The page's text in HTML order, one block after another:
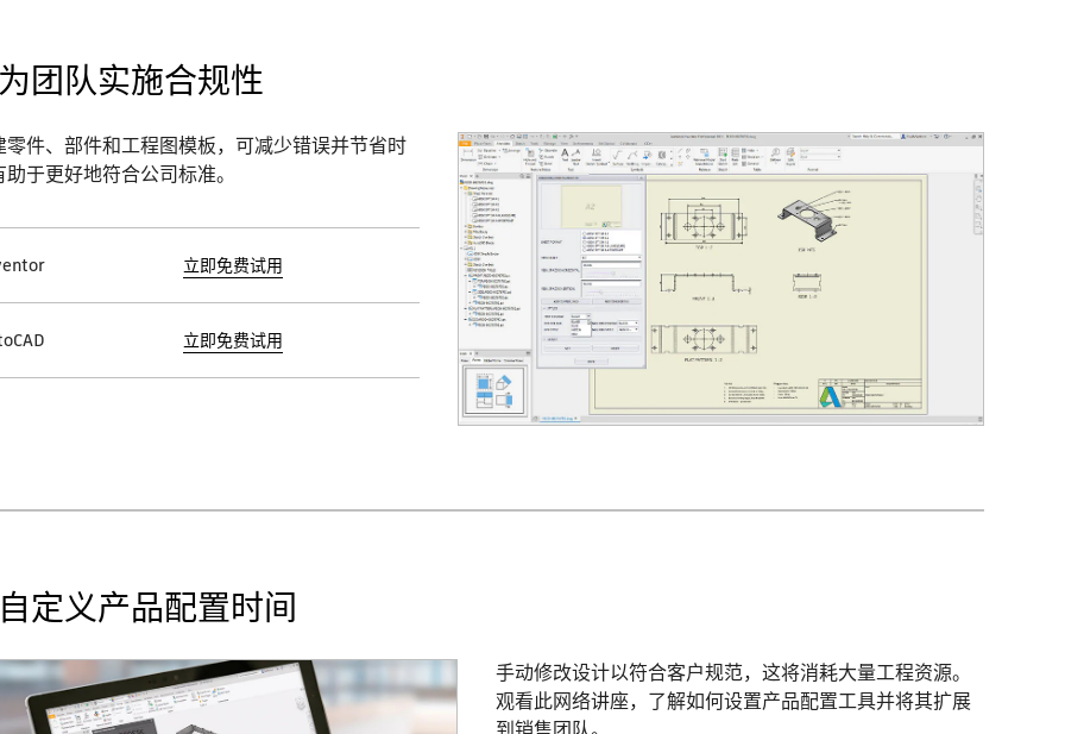
团队实施合规性
零件、部件和工程图模板，可减少错误并节省时
于更好地符合公司标准。
立即免费试用
立即免费试用
定义产品配置时间
手动修改设计以符合客户规范，这将消耗大量工程资源。
观看此网络讲座，了解如何设置产品配置工具并将其扩展